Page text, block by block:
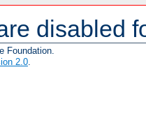
disabled
Foundation.
2.0